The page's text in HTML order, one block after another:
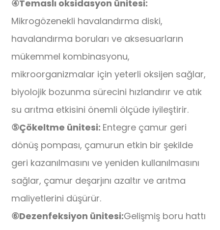
④Temaslı oksidasyon ünitesi:
Mikrogözenekli havalandırma diski,
havalandırma boruları ve aksesuarların
mükemmel kombinasyonu,
mikroorganizmalar için yeterli oksijen sağlar,
biyolojik bozunma sürecini hızlandırır ve atık
su arıtma etkisini önemli ölçüde iyileştirir.
⑤Çökeltme ünitesi: Entegre çamur geri
dönüş pompası, çamurun etkin bir şekilde
geri kazanılmasını ve yeniden kullanılmasını
sağlar, çamur deşarjını azaltır ve arıtma
maliyetlerini düşürür.
⑥Dezenfeksiyon ünitesi:Gelişmiş boru hattı